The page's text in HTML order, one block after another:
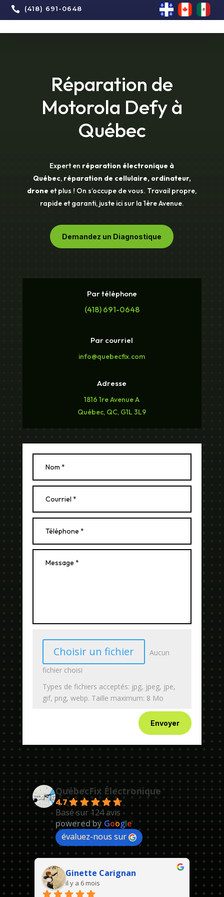
 (418) 691-0648
Réparation de
Motorola Defy à
Québec
Expert en réparation électronique à
Québec, réparation de cellulaire, ordinateur,
drone et plus ! On s’occupe de vous. Travail propre,
rapide et garanti, juste ici sur la 1ère Avenue.
Demandez un Diagnostique
Par téléphone
(418) 691-0648
Par courriel
info@quebecfix.com
Adresse
1816 1re Avenue A
Québec, QC, G1L 3L9
Choisir un fichier
Aucun
fichier choisi
Types de fichiers acceptés: jpg, jpeg, jpe,
gif, png, webp. Taille maximum: 8 Mo
Envoyer
QuébecFix Électronique
4.7
Basé sur 124 avis
powered by Google
évaluez-nous sur
Ginette Carignan
il y a 6 mois